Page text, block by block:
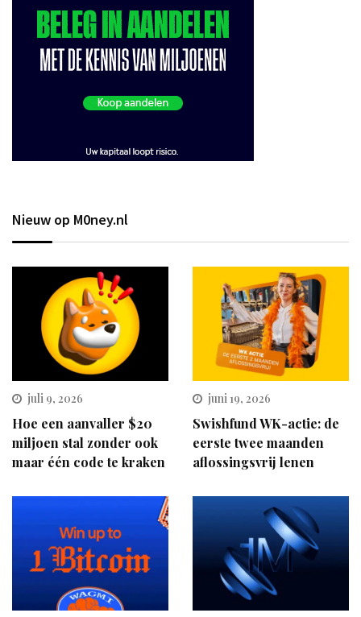
Nieuw op M0ney.nl
juli 9, 2026
Hoe een aanvaller $20
miljoen stal zonder ook
maar één code te kraken
juni 19, 2026
Swishfund WK-actie: de
eerste twee maanden
aflossingsvrij lenen